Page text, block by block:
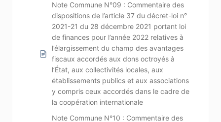
Note Commune N°09 : Commentaire des
dispositions de l’article 37 du décret-loi n°
2021-21 du 28 décembre 2021 portant loi
de finances pour l’année 2022 relatives à
l’élargissement du champ des avantages
fiscaux accordés aux dons octroyés à
l’État, aux collectivités locales, aux
établissements publics et aux associations
y compris ceux accordés dans le cadre de
la coopération internationale
Note Commune N°10 : Commentaire des